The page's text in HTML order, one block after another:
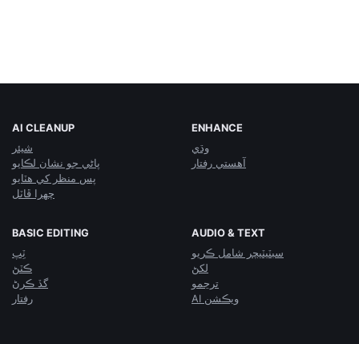
AI CLEANUP
شيئر
پاڻي جو نشان لڪايو
پس منظر کي هٽايو
چهرا ڦاٽل
ENHANCE
وڌي
آهستي رفتار
BASIC EDITING
ٽِپ
ڪٽڻ
گڏ ڪرڻ
رفتار
AUDIO & TEXT
سبٽيٽيچر شامل ڪريو
لکڻ
ترجمو
AI ويڪشن